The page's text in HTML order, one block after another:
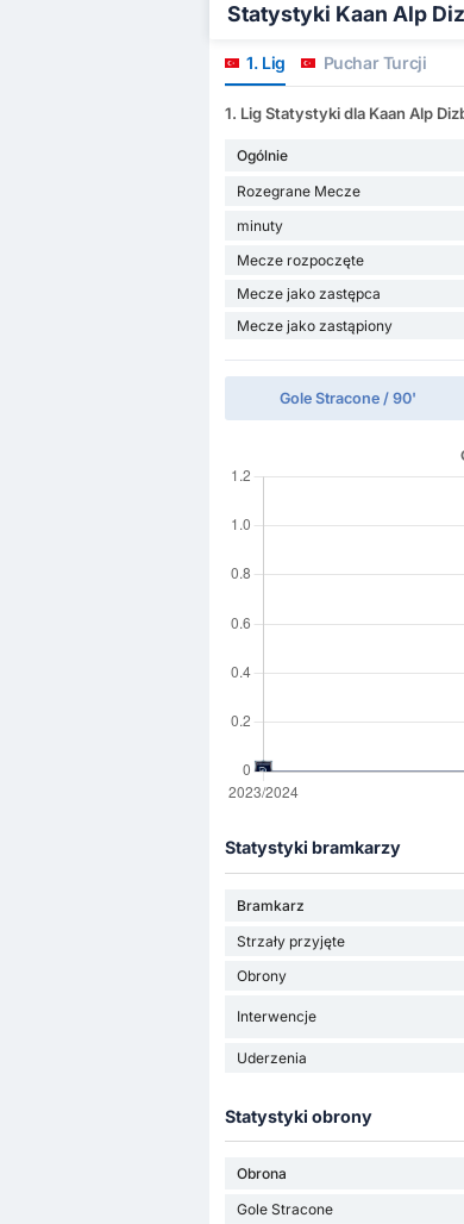
Statystyki Kaan Alp
1. Lig Puchar Turcji
1. Lig Statystyki dla Kaan Alp
Ogólnie
Rozegrane Mecze
minuty
Mecze rozpoczęte
Mecze jako zastępca
Mecze jako zastąpiony
Gole Stracone / 90'
Statystyki bramkarzy
Bramkarz
Strzały przyjęte
Obrony
Interwencje
Uderzenia
Statystyki obrony
Obrona
Gole Stracone